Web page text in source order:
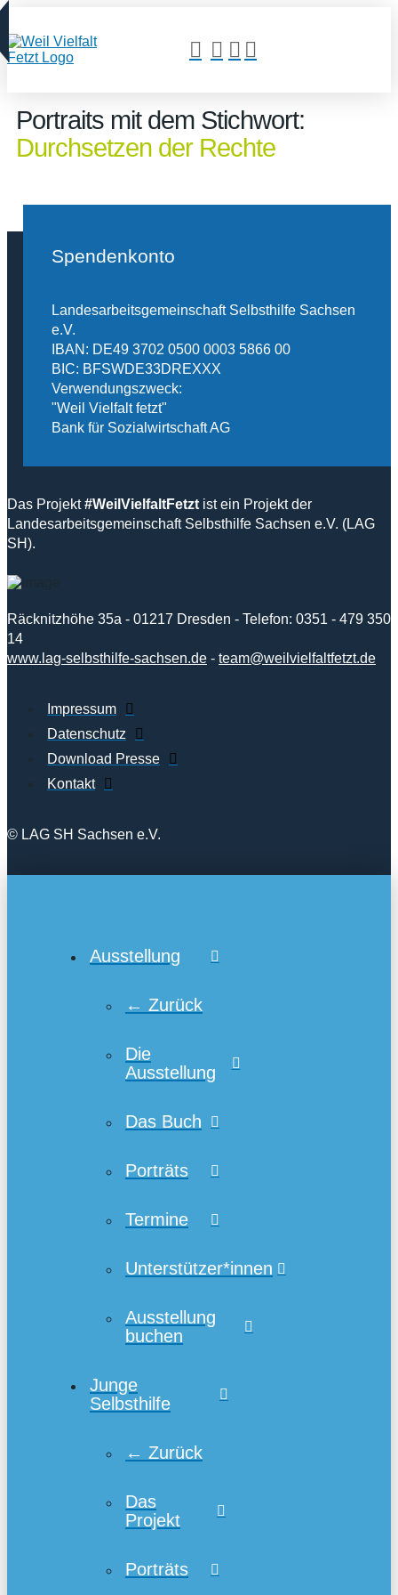
Portraits mit dem Stichwort:
Durchsetzen der Rechte
Spendenkonto
Landesarbeitsgemeinschaft Selbsthilfe Sachsen
e.V.
IBAN: DE49 3702 0500 0003 5866 00
BIC: BFSWDE33DREXXX
Verwendungszweck:
"Weil Vielfalt fetzt"
Bank für Sozialwirtschaft AG
Das Projekt#WeilVielfaltFetzt ist ein Projekt der
Landesarbeitsgemeinschaft Selbsthilfe Sachsen e.V. (LAG
SH).
Räcknitzhöhe 35a - 01217 Dresden - Telefon: 0351 - 479 350
14
www.lag-selbsthilfe-sachsen.de - team@weilvielfaltfetzt.de
Impressum
Datenschutz
Download Presse
Kontakt
© LAG SH Sachsen e.V.
Ausstellung
← Zurück
Die
Ausstellung
Das Buch
Porträts
Termine
Unterstützer*innen
Ausstellung
buchen
Junge
Selbsthilfe
← Zurück
Das
Projekt
Porträts